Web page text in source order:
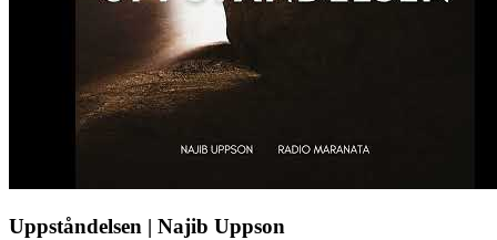
Uppståndelsen | Najib Uppson